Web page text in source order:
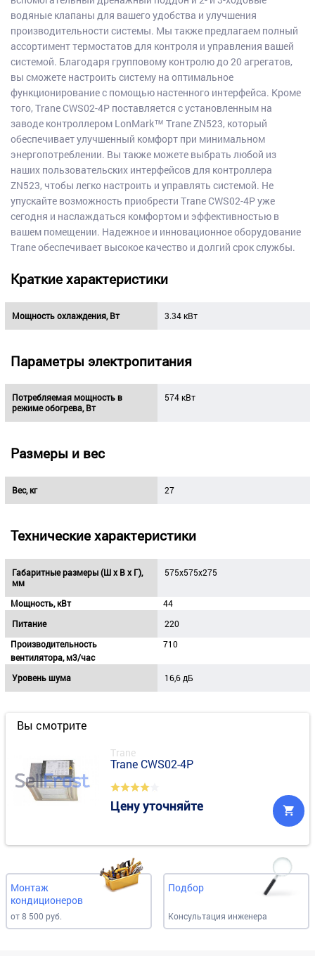
водяные клапаны для вашего удобства и улучшения
производительности системы. Мы также предлагаем полный
ассортимент термостатов для контроля и управления вашей
системой. Благодаря групповому контролю до 20 агрегатов,
вы сможете настроить систему на оптимальное
функционирование с помощью настенного интерфейса. Кроме
того, Trane CWS02-4P поставляется с установленным на
заводе контроллером LonMark™ Trane ZN523, который
обеспечивает улучшенный комфорт при минимальном
энергопотреблении. Вы также можете выбрать любой из
наших пользовательских интерфейсов для контроллера
ZN523, чтобы легко настроить и управлять системой. Не
упускайте возможность приобрести Trane CWS02-4P уже
сегодня и наслаждаться комфортом и эффективностью в
вашем помещении. Надежное и инновационное оборудование
Trane обеспечивает высокое качество и долгий срок службы.
Краткие характеристики
Мощность охлаждения, Вт 3.34 кВт
Параметры электропитания
Потребляемая мощность в
режиме обогрева, Вт
574 кВт
Размеры и вес
Вес, кг 27
Технические характеристики
Габаритные размеры (Ш х В х Г),
мм
575x575x275
Мощность, кВт
44
Питание
220
Производительность
вентилятора, м3/час
710
Уровень шума 16,6 дБ
Вы смотрите
Trane
Trane CWS02-4P
Цену уточняйте
Монтаж
кондиционеров
от 8 500 руб.
Подбор
Консультация инженера